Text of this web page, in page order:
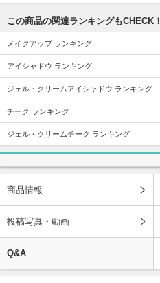
この商品の関連ランキングもCHECK！
メイクアップ ランキング
アイシャドウ ランキング
ジェル・クリームアイシャドウ ランキング
チーク ランキング
ジェル・クリームチーク ランキング
商品情報
投稿写真・動画
Q&A